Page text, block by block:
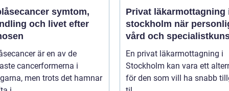
symtom,
och livet efter
är en av de
cancerformerna i
men trots det hamnar
Privat läkarmottagning
stockholm när personlig
vård och
är viktig
En privat läkarmottagning i
Stockholm kan vara ett
för den som vill ha snabb